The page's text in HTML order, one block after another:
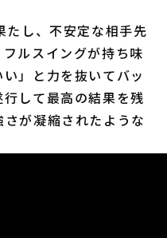
し、不安定な相手先
ルスイングが持ち味
」と力を抜いてバッ
して最高の結果を残
が凝縮されたような